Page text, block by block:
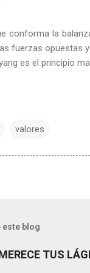
conforma la
fuerzas opuestas
es el principio
valores
este blog
TUS